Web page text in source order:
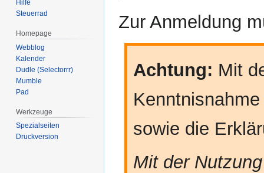
Navigation
Suche
Zur Anmeldung
Achtung: Mit
sowie die
Mit der
Hilfe
Steuerrad
Homepage
Webblog
Kalender
Dudle (Selectorrr)
Mumble
Pad
Werkzeuge
Spezialseiten
Druckversion